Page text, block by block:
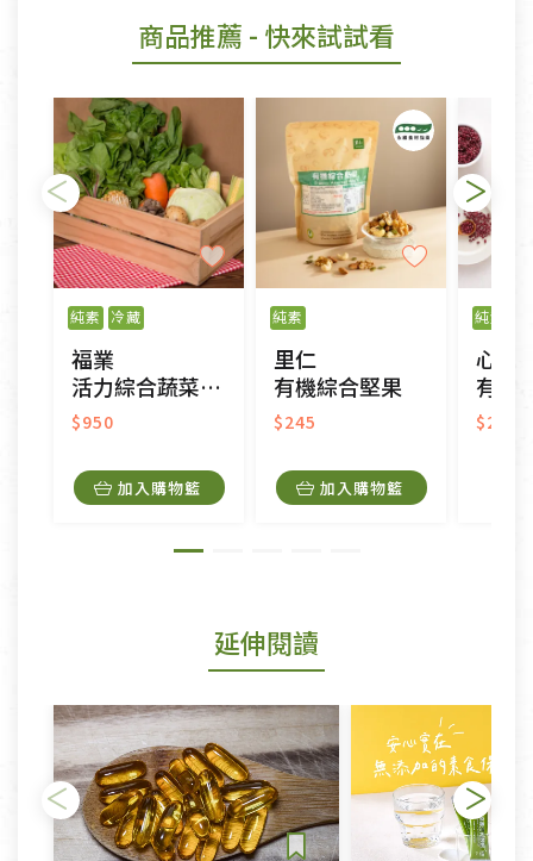
商品推薦 - 快來試試看
純素 冷藏
福業
活力綜合蔬菜箱-供饗號
$950
加入購物籃
純素
里仁
有機綜合堅果
$245
加入購物籃
純素
心安
有機
$245
延伸閱讀